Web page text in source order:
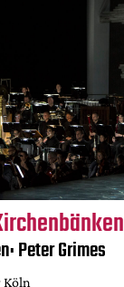
Peter Grimes
Köln